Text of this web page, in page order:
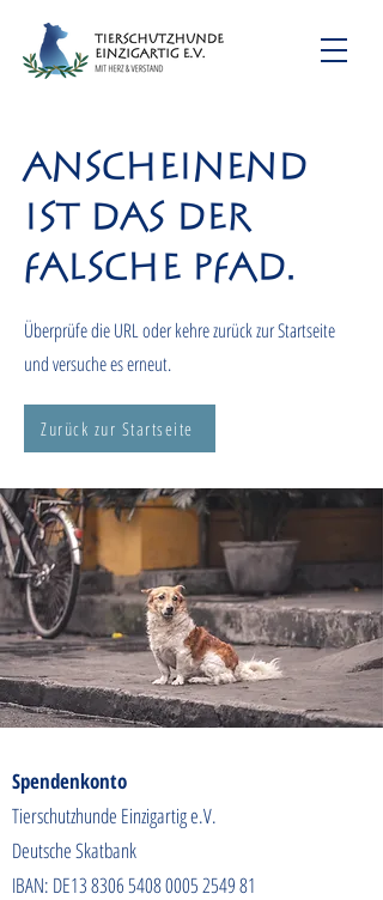
Anscheinend
ist das der
falsche Pfad.
Überprüfe die URL oder kehre zurück zur Startseite
und versuche es erneut.
Zurück zur Startseite
Spendenkonto
Tierschutzhunde Einzigartig e.V.
Deutsche Skatbank
IBAN: DE138306 5408 0005 254981